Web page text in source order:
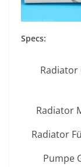
Specs:
Radiator
Radiator
Radiator
Pumpe